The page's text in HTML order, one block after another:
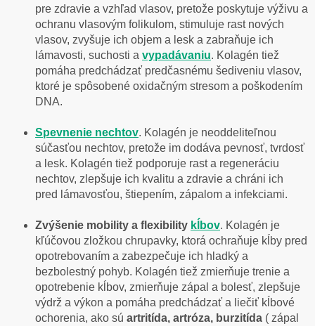
pre zdravie a vzhľad vlasov, pretože poskytuje výživu a
ochranu vlasovým folikulom, stimuluje rast nových
vlasov, zvyšuje ich objem a lesk a zabraňuje ich
lámavosti, suchosti a vypadávaniu. Kolagén tiež
pomáha predchádzať predčasnému šediveniu vlasov,
ktoré je spôsobené oxidačným stresom a poškodením
DNA.
Spevnenie nechtov. Kolagén je neoddeliteľnou
súčasťou nechtov, pretože im dodáva pevnosť, tvrdosť
a lesk. Kolagén tiež podporuje rast a regeneráciu
nechtov, zlepšuje ich kvalitu a zdravie a chráni ich
pred lámavosťou, štiepením, zápalom a infekciami.
Zvýšenie mobility a flexibility kĺbov. Kolagén je
kľúčovou zložkou chrupavky, ktorá ochraňuje kĺby pred
opotrebovaním a zabezpečuje ich hladký a
bezbolestný pohyb. Kolagén tiež zmierňuje trenie a
opotrebenie kĺbov, zmierňuje zápal a bolesť, zlepšuje
výdrž a výkon a pomáha predchádzať a liečiť kĺbové
ochorenia, ako sú artritída, artróza, burzitída ( zápal